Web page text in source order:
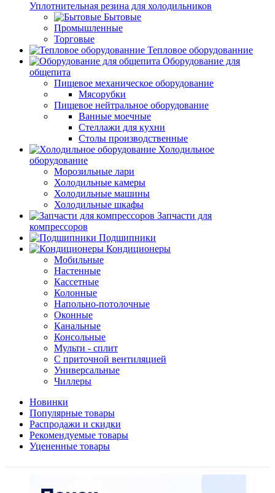
Уплотнительная резина для холодильников
Бытовые
Промышленные
Торговые
Тепловое оборудованние
Оборудование для
общепита
Пищевое механическое оборудование
Мясорубки
Пищевое нейтральное оборудование
Ванные моечные
Стеллажи для кухни
Столы производственные
Холодильное
оборудование
Морозильные лари
Холодильные камеры
Холодильные машины
Холодильные шкафы
Запчасти для
компрессоров
Подшипники
Кондиционеры
Мобильные
Настенные
Кассетные
Колонные
Напольно-потолочные
Оконные
Канальные
Консольные
Мульти - сплит
С приточной вентиляцией
Универсальные
Чиллеры
Новинки
Популярные товары
Распродажи и скидки
Рекомендуемые товары
Уцененные товары